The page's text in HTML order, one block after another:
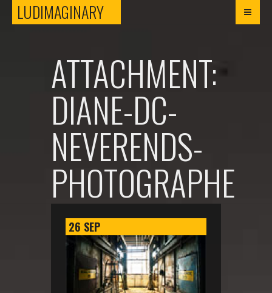
LUDIMAGINARYLUDIMAGINARY
ATTACHMENT:
DIANE-DC-
NEVERENDS-
PHOTOGRAPHE
26 SEP